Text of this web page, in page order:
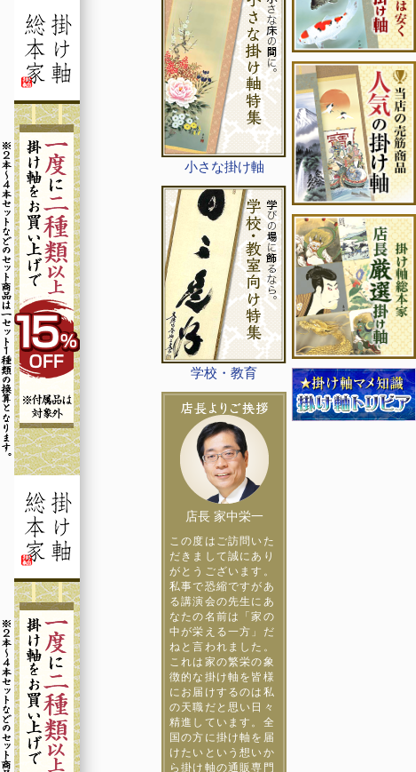
小さな掛け軸
学校・教育
店長 家中栄一
この度はご訪問いた
だきまして誠にあり
がとうございます。
私事で恐縮ですがあ
る講演会の先生にあ
なたの名前は「家の
中が栄える一方」だ
ねと言われました。
これは家の繁栄の象
徴的な掛け軸を皆様
にお届けするのは私
の天職だと思い日々
精進しています。全
国の方に掛け軸を届
けたいという想いか
ら掛け軸の通販専門